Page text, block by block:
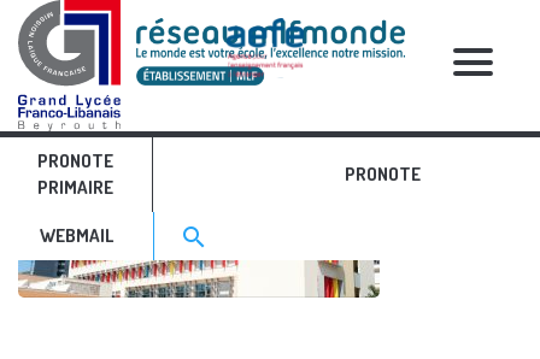
PRONOTE
PRIMAIRE
PRONOTE
WEBMAIL Search for:>
search
RELATIVE POSTS
cat3